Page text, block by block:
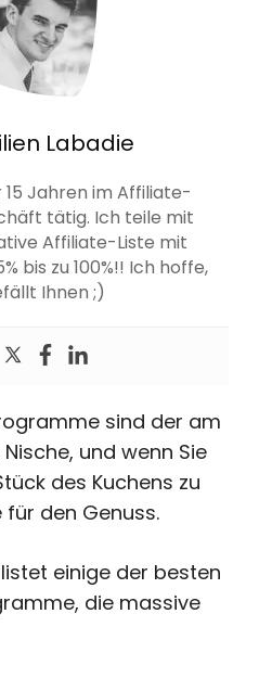
Labadie
Jahren im Affiliate-
tätig. Ich teile mit
Affiliate-Liste mit
bis zu 100%!! Ich hoffe,
Ihnen ;)
sind der am
und wenn Sie
des Kuchens zu
den Genuss.
einige der besten
die massive